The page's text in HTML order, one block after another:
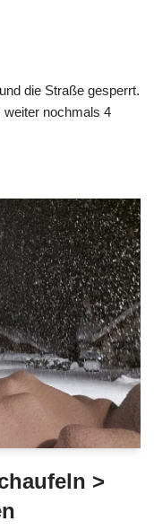
die Straße gesperrt.
weiter nochmals 4
>